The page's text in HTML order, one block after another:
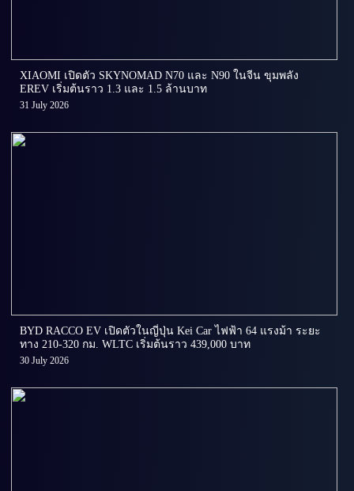
XIAOMI เปิดตัว SKYNOMAD N70 และ N90 ในจีน ขุมพลัง
EREV เริ่มต้นราว 1.3 และ 1.5 ล้านบาท
31 July 2026
BYD RACCO EV เปิดตัวในญี่ปุ่น Kei Car ไฟฟ้า 64 แรงม้า ระยะ
ทาง 210-320 กม. WLTC เริ่มต้นราว 439,000 บาท
30 July 2026